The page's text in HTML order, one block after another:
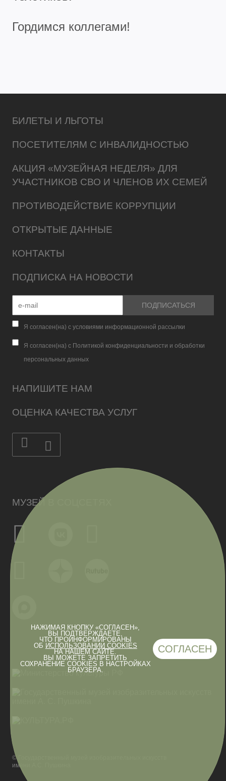
Гордимся коллегами!
НАЖИМАЯ КНОПКУ «СОГЛАСЕН»,
ВЫ ПОДТВЕРЖДАЕТЕ,
ЧТО ПРОИНФОРМИРОВАНЫ
ОБ ИСПОЛЬЗОВАНИИ COOKIES
НА НАШЕМ САЙТЕ.
ВЫ МОЖЕТЕ ЗАПРЕТИТЬ
СОХРАНЕНИЕ COOKIES В НАСТРОЙКАХ
БРАУЗЕРА.
СОГЛАСЕН
БИЛЕТЫ И ЛЬГОТЫ
ПОСЕТИТЕЛЯМ С ИНВАЛИДНОСТЬЮ
АКЦИЯ «МУЗЕЙНАЯ НЕДЕЛЯ» ДЛЯ
УЧАСТНИКОВ СВО И ЧЛЕНОВ ИХ СЕМЕЙ
ПРОТИВОДЕЙСТВИЕ КОРРУПЦИИ
ОТКРЫТЫЕ ДАННЫЕ
КОНТАКТЫ
МУЗЕЙ В СОЦСЕТЯХ
ПОДПИСКА НА НОВОСТИ
Я согласен(на) с условиями информационной рассылки
Я согласен(на) с Политикой конфиденциальности и обработки
персональных данных
НАПИШИТЕ НАМ
ОЦЕНКА КАЧЕСТВА УСЛУГ
© Государственный музей изобразительных искусств
имени А.С. Пушкина